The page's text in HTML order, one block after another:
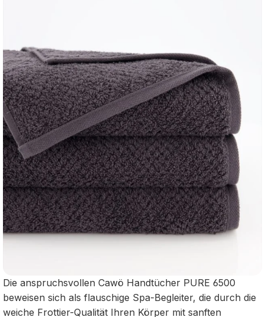
Die anspruchsvollen Cawö Handtücher PURE 6500
beweisen sich als flauschige Spa-Begleiter, die durch die
weiche Frottier-Qualität Ihren Körper mit sanften